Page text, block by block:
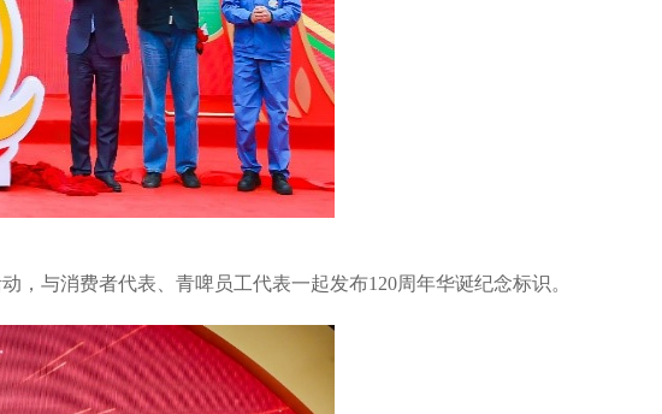
与消费者代表、青啤员工代表一起发布120周年华诞纪念标识。